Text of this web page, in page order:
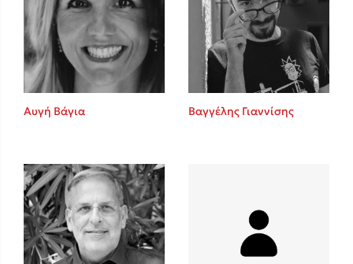
Αυγή Βάγια Βαγγέλης Γιαννίσης